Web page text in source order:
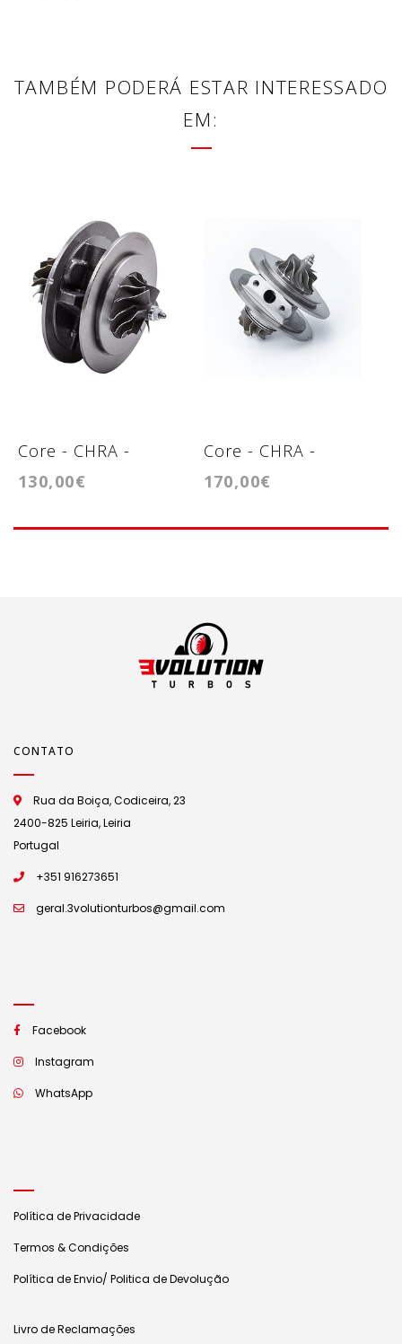
TAMBÉM PODERÁ ESTAR INTERESSADO
EM:
Core - CHRA -
Cartridge -
130,00€
Core - CHRA -
Cartridge -
170,00€
CONTATO
Rua da Boiça, Codiceira, 23
2400-825 Leiria, Leiria
Portugal
+351 916273651
geral.3volutionturbos@gmail.com
Facebook
Instagram
WhatsApp
Política de Privacidade
Termos & Condições
Política de Envio/ Politica de Devolução
Livro de Reclamações